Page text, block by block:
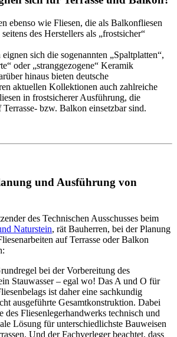
ebenso wie Fliesen, die als Balkonfliesen
des Herstellers als „frostsicher“
sich die sogenannten „Spaltplatten“,
oder „stranggezogene“ Keramik
hinaus bieten deutsche
aktuellen Kollektionen auch zahlreiche
in frostsicherer Ausführung, die
bzw. Balkon einsetzbar sind.
und Ausführung von
des Technischen Ausschusses beim
Naturstein, rät Bauherren, bei der Planung
auf Terrasse oder Balkon
bei der Vorbereitung des
Stauwasser – egal wo! Das A und O für
ist daher eine sachkundig
ausgeführte Gesamtkonstruktion. Dabei
des Fliesenlegerhandwerks technisch und
Lösung für unterschiedlichste Bauweisen
Und der Fachverleger beachtet, dass